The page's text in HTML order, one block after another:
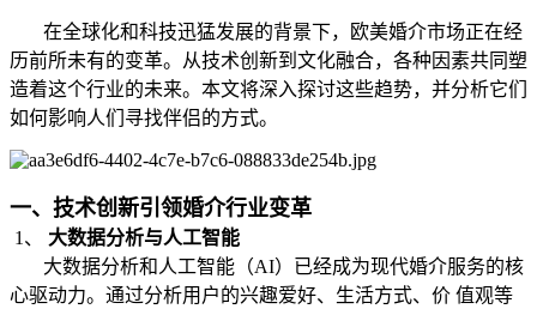
在全球化和科技迅猛发展的背景下，欧美婚介市场正在经
历前所未有的变革。从技术创新到文化融合，各种因素共同塑
造着这个行业的未来。本文将深入探讨这些趋势，并分析它们
如何影响人们寻找伴侣的方式。
一、技术创新引领婚介行业变革
1、 大数据分析与人工智能
大数据分析和人工智能（AI）已经成为现代婚介服务的核
心驱动力。通过分析用户的兴趣爱好、生活方式、价 值观等